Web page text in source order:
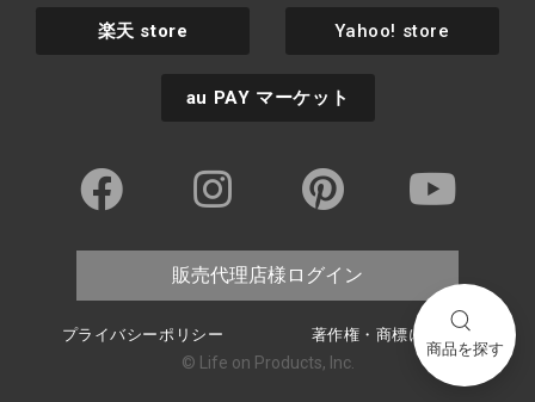
商品を探す
楽天 store Yahoo! store
au PAY マーケット
販売代理店様ログイン
プライバシーポリシー 著作権・商標について
© Life on Products, Inc.